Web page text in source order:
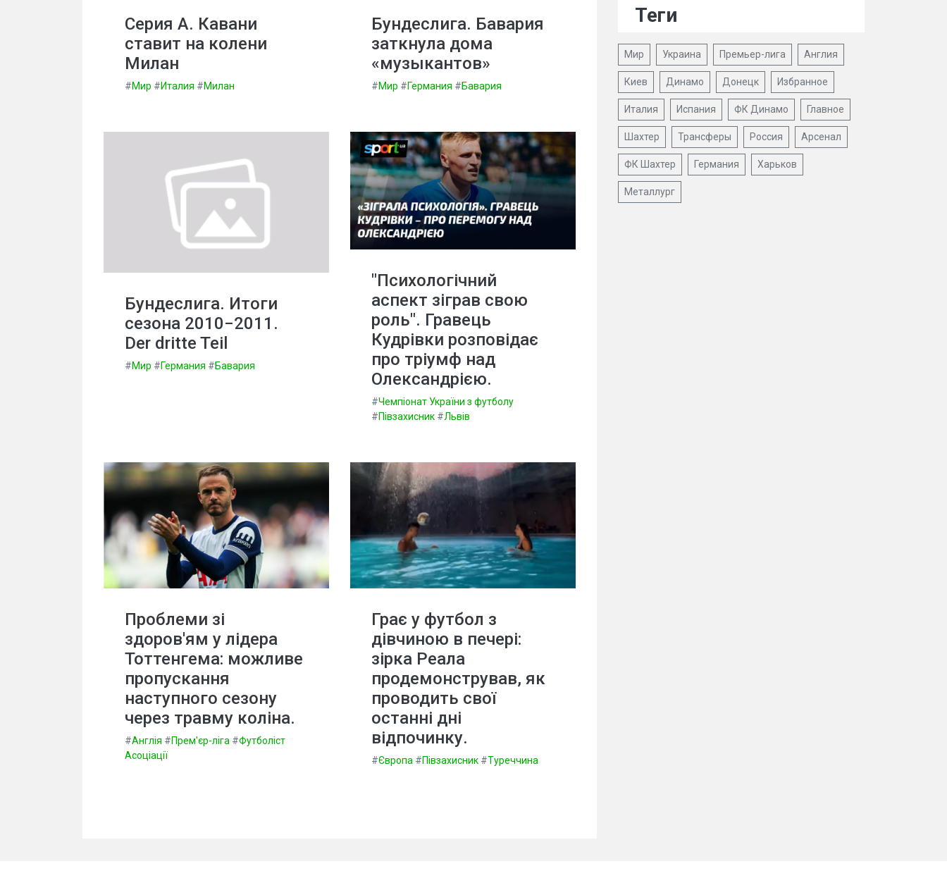
Серия А. Кавани
ставит на колени
Милан
#Мир #Италия #Милан
Бундеслига. Бавария
заткнула дома
«музыкантов»
#Мир #Германия #Бавария
Бундеслига. Итоги
сезона 2010−2011.
Der dritte Teil
#Мир #Германия #Бавария
"Психологічний
аспект зіграв свою
роль". Гравець
Кудрівки розповідає
про тріумф над
Олександрією.
#Чемпіонат України з футболу
#Півзахисник #Львів
Проблеми зі
здоров'ям у лідера
Тоттенгема: можливе
пропускання
наступного сезону
через травму коліна.
#Англія #Прем'єр-ліга #Футболіст
Асоціації
Грає у футбол з
дівчиною в печері:
зірка Реала
продемонстрував, як
проводить свої
останні дні
відпочинку.
#Європа #Півзахисник #Туреччина
Теги
Мир Украина Премьер-лига Англия
Киев Динамо Донецк Избранное
Италия Испания ФК Динамо Главное
Шахтер Трансферы Россия Арсенал
ФК Шахтер Германия Харьков
Металлург